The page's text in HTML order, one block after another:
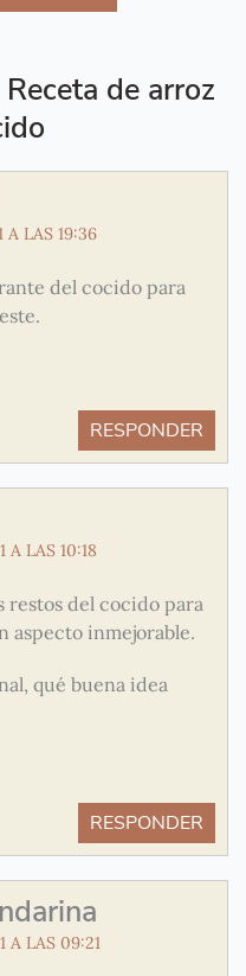
de arroz
A LAS 19:36
del cocido para
RESPONDER
A LAS 10:18
restos del cocido para
aspecto inmejorable.
qué buena idea
RESPONDER
A LAS 09:21